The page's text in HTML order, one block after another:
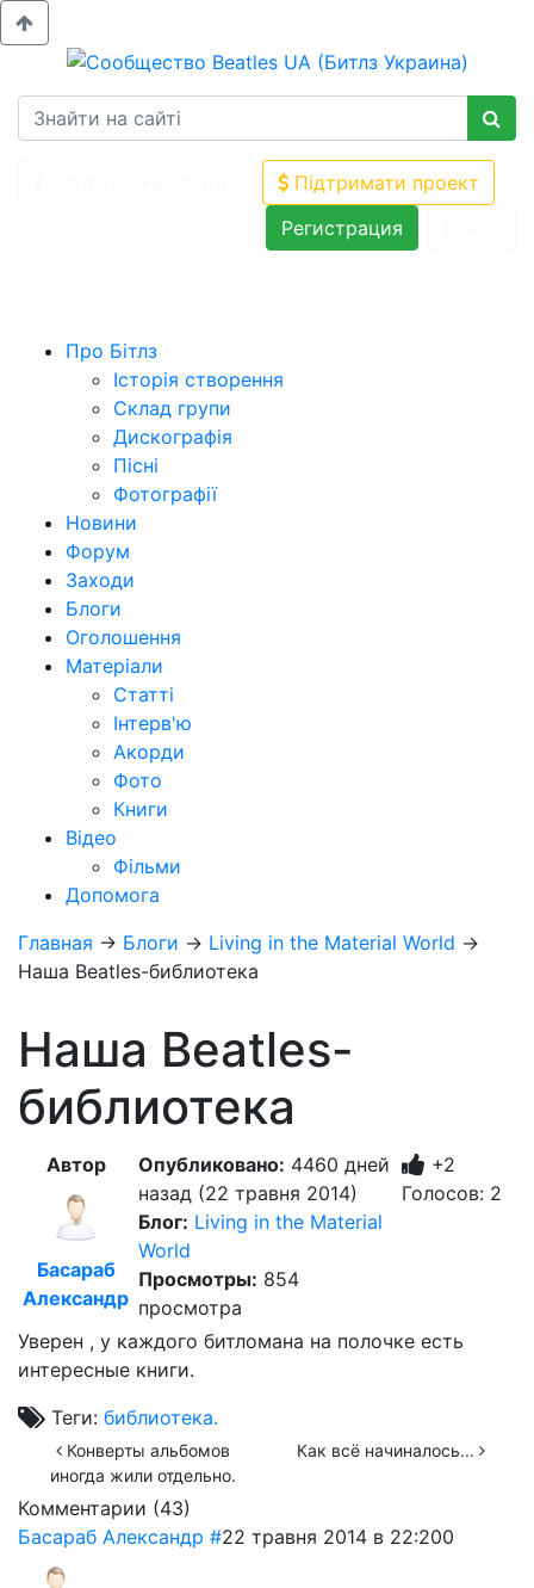
Підтримати проект
Регистрация
Про Бітлз
Історія створення
Склад групи
Дискографія
Пісні
Фотографії
Новини
Форум
Заходи
Блоги
Оголошення
Матеріали
Статті
Інтерв'ю
Акорди
Фото
Книги
Відео
Фільми
Допомога
Главная → Блоги → Living in the Material World →
Наша Beatles-библиотека
Наша Beatles-
библиотека
Автор
Басараб
Александр
Опубликовано: 4460 дней
назад (22 травня 2014)
Блог: Living in the Material
World
Просмотры: 854
просмотра
+2
Голосов: 2
Уверен , у каждого битломана на полочке есть
интересные книги.
Теги: библиотека.
Конверты альбомов
иногда жили отдельно.
Как всё начиналось...
Комментарии (43)
Басараб Александр #22 травня 2014 в 22:200